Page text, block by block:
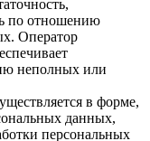
по отношению
Оператор
неполных или
в форме,
данных,
персональных